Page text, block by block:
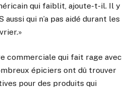
qui faiblit, ajoute-t-il. Il y
aussi qui n’a pas aidé durant les
commerciale qui fait rage avec
épiciers ont dû trouver
pour des produits qui